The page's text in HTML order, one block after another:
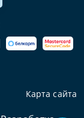
Карта сайта